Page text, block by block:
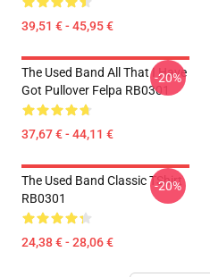
39,51 € - 45,95 €
The Used Band All That I Have
Got Pullover Felpa RB0301
37,67 € - 44,11 €
-20%
The Used Band Classic TShirt
RB0301
24,38 € - 28,06 €
-20%